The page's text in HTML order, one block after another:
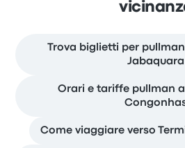
Trova biglietti per
Jabaquara
Orari e tariffe pullman
Come viaggiare verso